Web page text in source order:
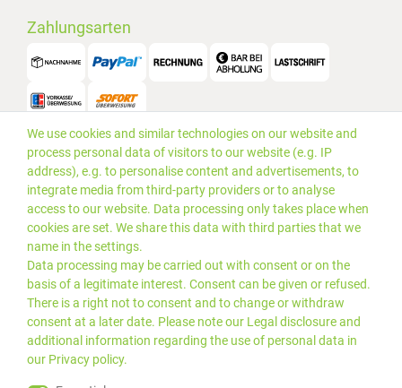
Zahlungsarten
Versand
We use cookies and similar technologies on our website and
process personal data of visitors to our website (e.g. IP
address), e.g. to personalise content and advertisements, to
integrate media from third-party providers or to analyse
access to our website. Data processing only takes place when
cookies are set. We share this data with third parties that we
name in the settings.
Data processing may be carried out with consent or on the
basis of a legitimate interest. Consent can be given or refused.
There is a right not to consent and to change or withdraw
consent at a later date. Please note our Legal disclosureand
additional information regarding the use of personal data in
our Privacy policy.